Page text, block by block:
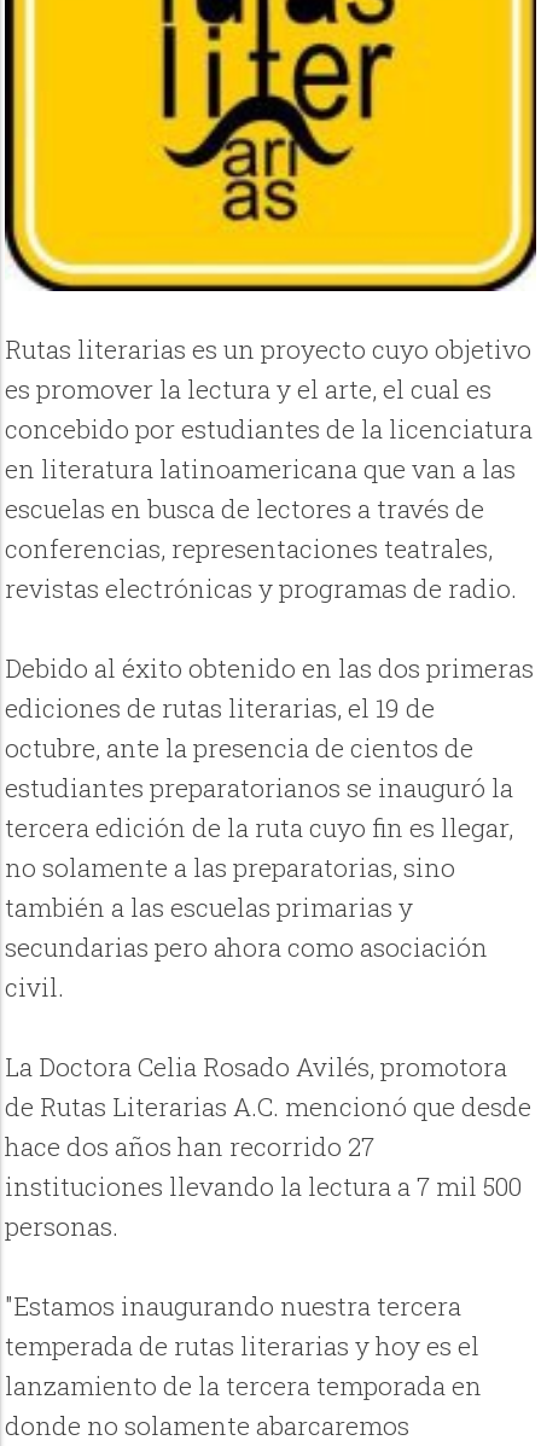
Rutas literarias es un proyecto cuyo objetivo
es promover la lectura y el arte, el cual es
concebido por estudiantes de la licenciatura
en literatura latinoamericana que van a las
escuelas en busca de lectores a través de
conferencias, representaciones teatrales,
revistas electrónicas y programas de radio.
Debido al éxito obtenido en las dos primeras
ediciones de rutas literarias, el 19 de
octubre, ante la presencia de cientos de
estudiantes preparatorianos se inauguró la
tercera edición de la ruta cuyo fin es llegar,
no solamente a las preparatorias, sino
también a las escuelas primarias y
secundarias pero ahora como asociación
civil.
La Doctora Celia Rosado Avilés, promotora
de Rutas Literarias A.C. mencionó que desde
hace dos años han recorrido 27
instituciones llevando la lectura a 7 mil 500
personas.
"Estamos inaugurando nuestra tercera
temperada de rutas literarias y hoy es el
lanzamiento de la tercera temporada en
donde no solamente abarcaremos